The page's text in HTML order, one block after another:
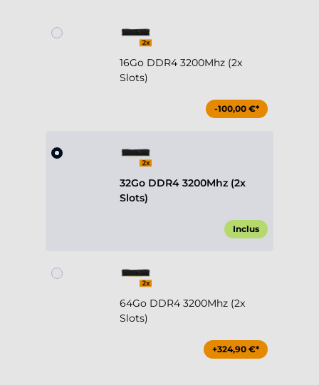
16Go DDR4 3200Mhz (2x
Slots)
-100,00 €*
32Go DDR4 3200Mhz (2x
Slots)
Inclus
64Go DDR4 3200Mhz (2x
Slots)
+324,90 €*